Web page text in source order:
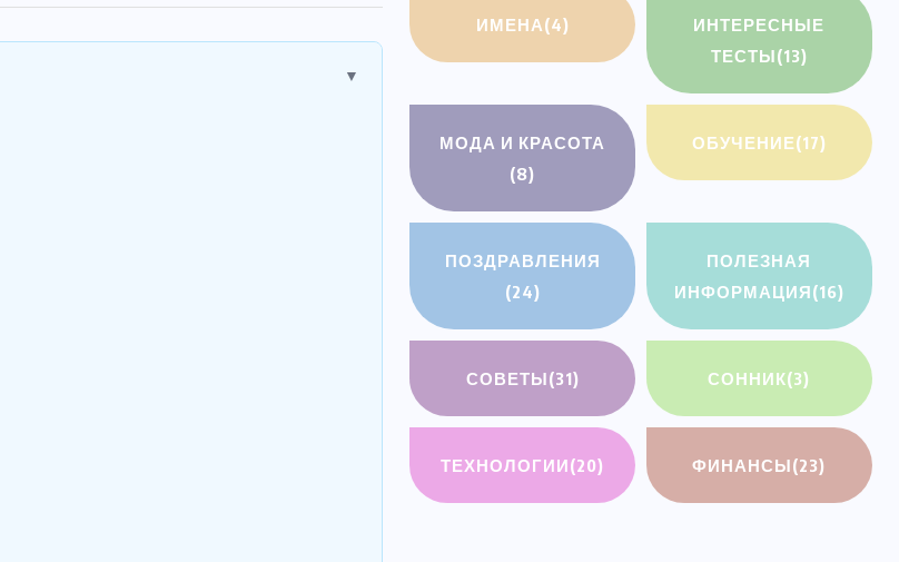
▼
ИМЕНА(4)
ИНТЕРЕСНЫЕ
ТЕСТЫ(13)
МОДА И КРАСОТА
(8)
ОБУЧЕНИЕ(17)
ПОЗДРАВЛЕНИЯ
(24)
ПОЛЕЗНАЯ
ИНФОРМАЦИЯ(16)
СОВЕТЫ(31) СОННИК(3)
ТЕХНОЛОГИИ(20) ФИНАНСЫ(23)